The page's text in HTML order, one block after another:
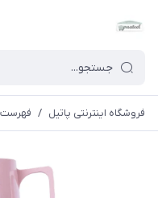
فروشگاه اینترنتی پاتیل /